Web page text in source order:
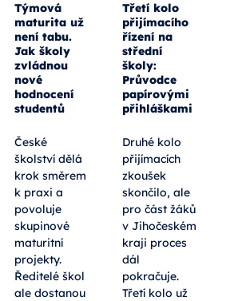
Týmová
maturita už
není tabu.
Jak školy
zvládnou
nové
hodnocení
studentů
České
školství dělá
krok směrem
k praxi a
povoluje
skupinové
maturitní
projekty.
Ředitelé škol
ale dostanou
Třetí kolo
přijímacího
řízení na
střední
školy:
Průvodce
papírovými
přihláškami
Druhé kolo
přijímacích
zkoušek
skončilo, ale
pro část žáků
v Jihočeském
kraji proces
dál
pokračuje.
Třetí kolo už